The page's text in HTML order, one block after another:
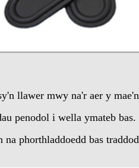
llawer mwy na'r aer y
penodol i wella ymateb bas.
phorthladdoedd bas